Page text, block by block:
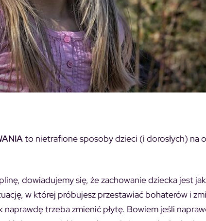
to nietrafione sposoby dzieci (i dorosłych) na
dowiadujemy się, że zachowanie dziecka jest
w której próbujesz przestawiać bohaterów i
trzeba zmienić płytę. Bowiem jeśli